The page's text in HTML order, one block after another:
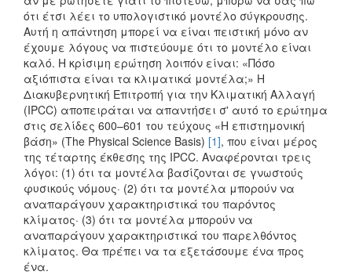
ότι έτσι λέει το υπολογιστικό μοντέλο σύγκρουσης.
Αυτή η απάντηση μπορεί να είναι πειστική μόνο αν
έχουμε λόγους να πιστεύουμε ότι το μοντέλο είναι
καλό. Η κρίσιμη ερώτηση λοιπόν είναι: «Πόσο
αξιόπιστα είναι τα κλιματικά μοντέλα;» Η
Διακυβερνητική Επιτροπή για την Κλιματική Αλλαγή
(IPCC) αποπειράται να απαντήσει σ' αυτό το ερώτημα
στις σελίδες 600–601 του τεύχους «Η επιστημονική
βάση» (The Physical Science Basis) [1], που είναι μέρος
της τέταρτης έκθεσης της IPCC. Αναφέρονται τρεις
λόγοι: (1) ότι τα μοντέλα βασίζονται σε γνωστούς
φυσικούς νόμους· (2) ότι τα μοντέλα μπορούν να
αναπαράγουν χαρακτηριστικά του παρόντος
κλίματος· (3) ότι τα μοντέλα μπορούν να
αναπαράγουν χαρακτηριστικά του παρελθόντος
κλίματος. Θα πρέπει να τα εξετάσουμε ένα προς
ένα.